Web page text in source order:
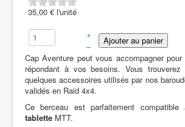
35,00 € l'unité
+
–
Cap Aventure peut vous accompagner
répondant à vos besoins. Vous
quelques accessoires utilisés par nos
validés en Raid 4x4.
Ce berceau est parfaitement compatible
tablette MTT.